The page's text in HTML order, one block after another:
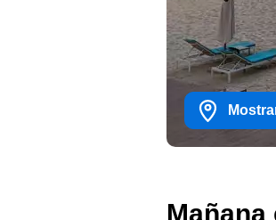
Mañana